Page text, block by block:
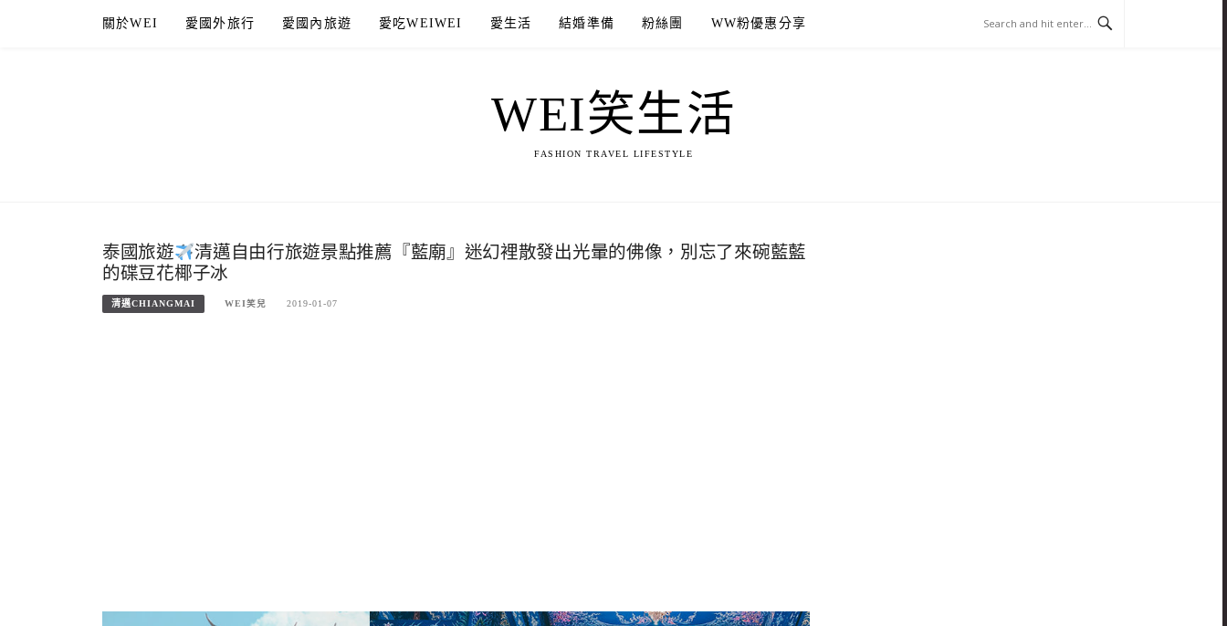
關於WEI 愛國外旅行 愛國內旅遊 愛吃WEIWEI 愛生活 結婚準備 粉絲團 WW粉優惠分享
WEI笑生活
FASHION TRAVEL LIFESTYLE
泰國旅遊
清邁自由行旅遊景點推薦『藍廟』迷幻裡散發出光暈的佛像，別忘了來碗藍藍
的碟豆花椰子冰
清邁CHIANGMAI WEI笑兒 2019-01-07